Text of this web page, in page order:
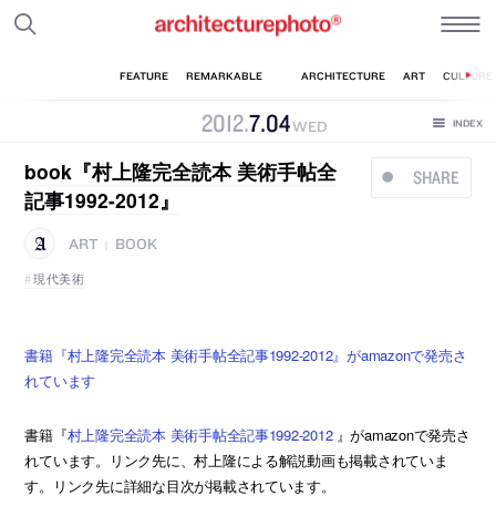
2012.7.04WED
SHARE
book『村上隆完全読本 美術手帖全
記事1992-2012』
ART
BOOK
現代美術
書籍『村上隆完全読本 美術手帖全記事1992-2012』がamazonで発売さ
れています
書籍『村上隆完全読本 美術手帖全記事1992-2012 』がamazonで発売さ
れています。リンク先に、村上隆による解説動画も掲載されていま
す。リンク先に詳細な目次が掲載されています。